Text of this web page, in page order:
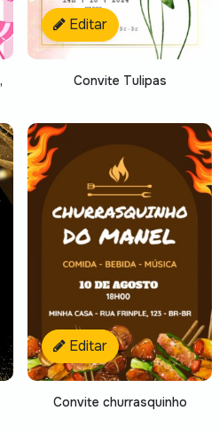
Editar
Convite Tulipas
Editar
Convite churrasquinho